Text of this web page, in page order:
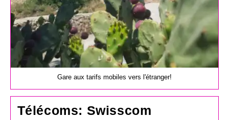
Gare aux tarifs mobiles vers l'étranger!
Télécoms: Swisscom